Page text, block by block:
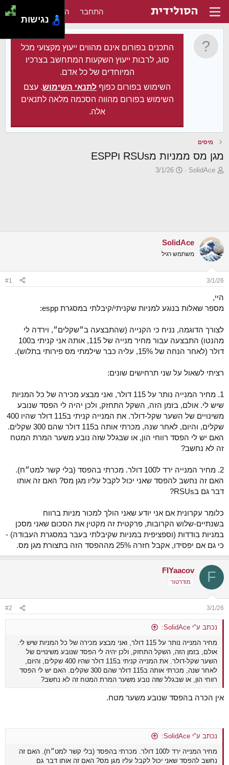
התחבר הירשם
התכנים בפורום אינם מהווים ייעוץ מקצועי מכל
סוג, לרבות ייעוץ השקעות המתחשב בצרכיו
המיוחדים של כל אדם.
השימוש בפורום כפוף לתנאי השימוש. עצם
השימוש בפורום מהווה הסכמה מלאה לתנאים
אלה.
מיסים
מגן מס ממניות מRSUs וESPP
פ
א
SolidAce
פ
ר
י
3/1/26
SolidAce
משתמש רגיל
3/1/26
#1
היי,
מספר שאלות בנוגע למניות שקניתי/קיבלתי במסגרת espp:
לצורך הדוגמה, נניח כי הקנייה (שהתבצעה ב״שקלים״, וירדה לי
מהנטו) התבצעה עבור מחיר מנייה של 115, אותה אני קניתי ב100
דולר (לאחר הנחה של 15%, עליה כבר שילמתי מס פירותי בתלוש).
רציתי לשאול על שני תרחישים שונים:
1. מחיר המנייה נותר על 115 דולר, ואני מבצע מכירה של כל המניות
שיש לי. אולם, בזמן הזה, השקל התחזק, ולכן יהיה לי הפסד שנובע
משינויים של השער שקל-דולר. את המנייה קניתי ב115 דולר שהיו 400
שקלים, והיום, לאחר שנה, מכרתי אותה ב115 דולר שהם 300 שקלים.
האם יש לי הפסד רווחי הון, או שבגלל שזה נובע משער המרת המטח
זה לא נחשב?
2. מחיר המנייה ירד ל100 דולר. מכרתי בהפסד (בלי קשר למט״ח).
האם זה נחשב להפסד שאני יכול לקבל עליו מגן מס? האם זה אותו
דבר גם בRSUs?
כלומר עקרונית אם אני יודע שאני הולך למכור מניות ברווח
בשנתיים-שלוש הקרובות, פרקטית זה מקטין את הסכום שאני מסכן
במניות בודדות (וספציפית במניות שקיבלתי בעבר במסגרת העבודה) -
כי גם אם יפסידו, אקבל חזרה 25% מההפסד הזה בתצורת מגן מס.
F
FIYaacov
מודרטור
3/1/26
#2
נכתב ע"י SolidAce:
מחיר המנייה נותר על 115 דולר, ואני מבצע מכירה של כל המניות שיש לי.
אולם, בזמן הזה, השקל התחזק, ולכן יהיה לי הפסד שנובע משינויים של
השער שקל-דולר. את המנייה קניתי ב115 דולר שהיו 400 שקלים, והיום,
לאחר שנה, מכרתי אותה ב115 דולר שהם 300 שקלים. האם יש לי הפסד
רווחי הון, או שבגלל שזה נובע משער המרת המטח זה לא נחשב?
אין הכרה בהפסד שנובע משער מטח.
נכתב ע"י SolidAce:
מחיר המנייה ירד ל100 דולר. מכרתי בהפסד (בלי קשר למט״ח). האם זה
נחשב להפסד שאני יכול לקבל עליו מגן מס? האם זה אותו דבר גם
נגישות